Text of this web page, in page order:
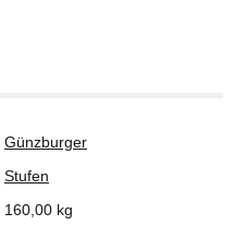
Günzburger
Stufen
160,00 kg